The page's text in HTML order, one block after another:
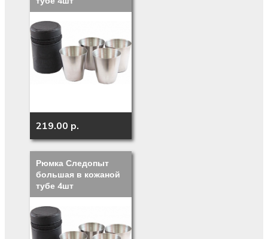
219.00 p.
Рюмка Следопыт
большая в кожаной
тубе 4шт